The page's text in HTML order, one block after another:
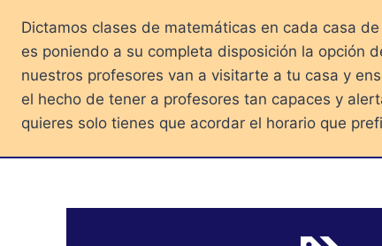
Dictamos clases de matemáticas en cada casa
es poniendo a su completa disposición la opción
nuestros profesores van a visitarte a tu casa y
el hecho de tener a profesores tan capaces y
quieres solo tienes que acordar el horario que